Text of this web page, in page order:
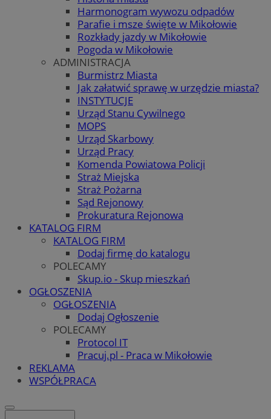
Harmonogram wywozu odpadów
Parafie i msze święte w Mikołowie
Rozkłady jazdy w Mikołowie
Pogoda w Mikołowie
ADMINISTRACJA
Burmistrz Miasta
Jak załatwić sprawę w urzędzie miasta?
INSTYTUCJE
Urząd Stanu Cywilnego
MOPS
Urząd Skarbowy
Urząd Pracy
Komenda Powiatowa Policji
Straż Miejska
Straż Pożarna
Sąd Rejonowy
Prokuratura Rejonowa
KATALOG FIRM
KATALOG FIRM
Dodaj firmę do katalogu
POLECAMY
Skup.io - Skup mieszkań
OGŁOSZENIA
OGŁOSZENIA
Dodaj Ogłoszenie
POLECAMY
Protocol IT
Pracuj.pl - Praca w Mikołowie
REKLAMA
WSPÓŁPRACA